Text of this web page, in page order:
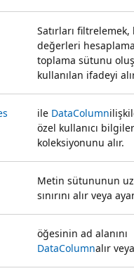
Satırları
değerleri
toplama sütunu
kullanılan ifadeyi
ile DataColumn
özel kullanıcı
koleksiyonunu alır.
Metin sütununun
sınırını alır veya
öğesinin ad alanını
DataColumnalır